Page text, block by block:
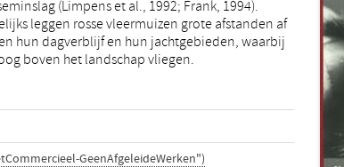
boven het landschap vliegen.
GeenAfgeleideWerken")